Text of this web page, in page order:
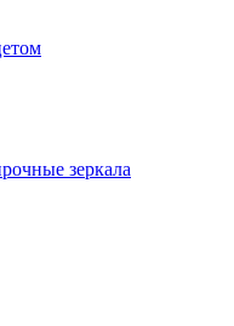
зеркала